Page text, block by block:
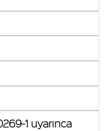
1 uyarınca